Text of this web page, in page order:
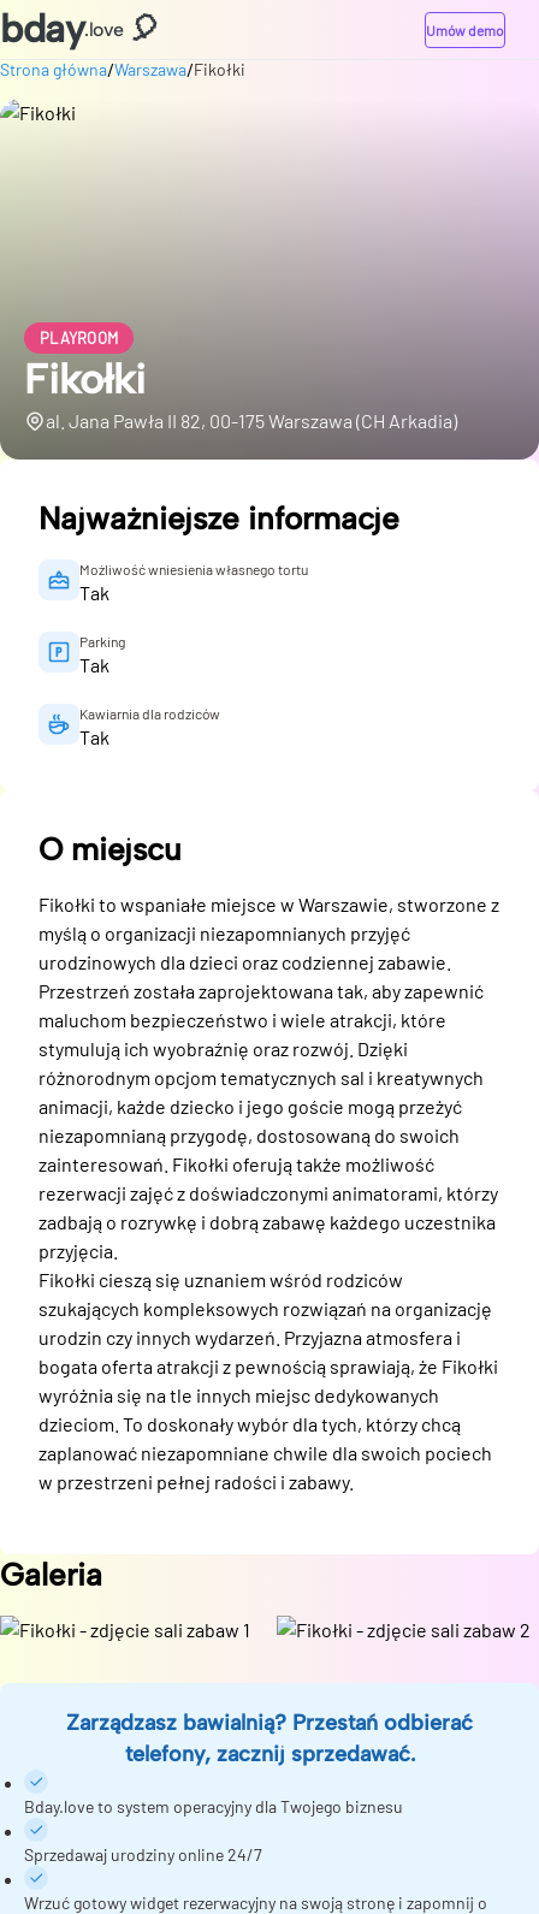
bday.love 🎈 Umów demo
Strona główna/Warszawa/Fikołki
PLAYROOM
Fikołki
al. Jana Pawła II 82, 00-175 Warszawa (CH Arkadia)
Najważniejsze informacje
Możliwość wniesienia własnego tortu
Tak
Parking
Tak
Kawiarnia dla rodziców
Tak
O miejscu
Fikołki to wspaniałe miejsce w Warszawie, stworzone z
myślą o organizacji niezapomnianych przyjęć
urodzinowych dla dzieci oraz codziennej zabawie.
Przestrzeń została zaprojektowana tak, aby zapewnić
maluchom bezpieczeństwo i wiele atrakcji, które
stymulują ich wyobraźnię oraz rozwój. Dzięki
różnorodnym opcjom tematycznych sal i kreatywnych
animacji, każde dziecko i jego goście mogą przeżyć
niezapomnianą przygodę, dostosowaną do swoich
zainteresowań. Fikołki oferują także możliwość
rezerwacji zajęć z doświadczonymi animatorami, którzy
zadbają o rozrywkę i dobrą zabawę każdego uczestnika
przyjęcia.
Fikołki cieszą się uznaniem wśród rodziców
szukających kompleksowych rozwiązań na organizację
urodzin czy innych wydarzeń. Przyjazna atmosfera i
bogata oferta atrakcji z pewnością sprawiają, że Fikołki
wyróżnia się na tle innych miejsc dedykowanych
dzieciom. To doskonały wybór dla tych, którzy chcą
zaplanować niezapomniane chwile dla swoich pociech
w przestrzeni pełnej radości i zabawy.
Galeria
Zarządzasz bawialnią? Przestań odbierać
telefony, zacznij sprzedawać.
Bday.love to system operacyjny dla Twojego biznesu
Sprzedawaj urodziny online 24/7
Wrzuć gotowy widget rezerwacyjny na swoją stronę i zapomnij o